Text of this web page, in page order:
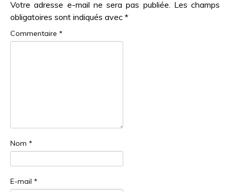
Votre adresse e-mail ne sera pas publiée. Les champs
obligatoires sont indiqués avec *
Commentaire *
Nom *
E-mail *